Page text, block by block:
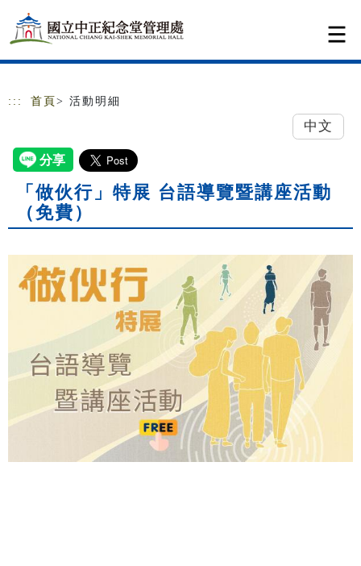
跳到主要內容
網站導覽
::: 首頁 > 活動明細
中文
「做伙行」特展 台語導覽暨講座活動
（免費）